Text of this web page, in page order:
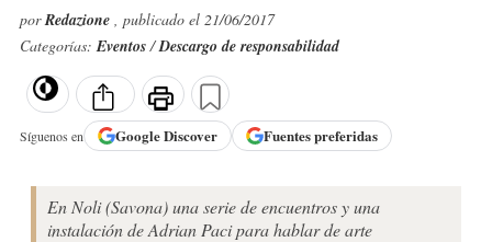
porRedazione , publicado el 21/06/2017
Categorías:Eventos/Descargo de responsabilidad
Síguenos en GoogleDiscover Fuentes preferidas
En Noli (Savona) una serie de encuentros y una
instalación de Adrian Paci para hablar de arte